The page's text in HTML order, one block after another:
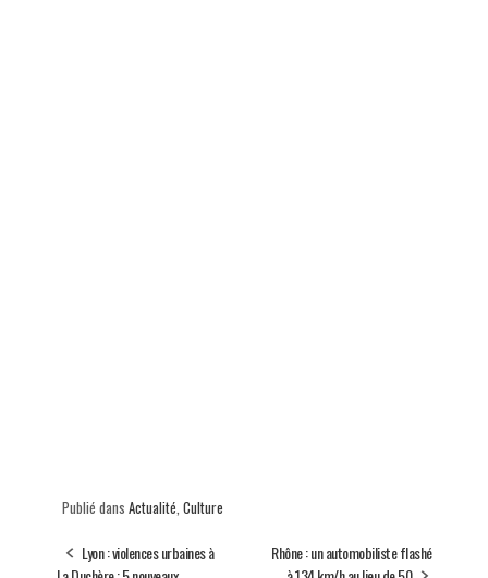
Publié dans Actualité, Culture
Lyon : violences urbaines à
Rhône : un automobiliste flashé